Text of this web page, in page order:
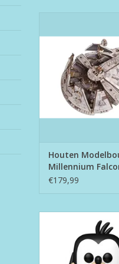
TOEVOEGEN AAN
Houten
Millennium
€179,99
Funko Pop! Disney
TOEVOEGEN AAN